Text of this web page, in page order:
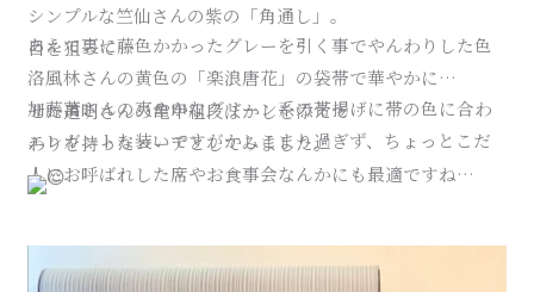
シンプルな竺仙さんの紫の「角通し」。
あえて裏に藤色かかったグレーを引く事でやんわりした色目を狙って…
洛風林さんの黄色の「楽浪唐花」の袋帯で華やかに…
加藤萬さんの爽やかなグリーン系の帯揚げに帯の色に合わせた道明さんの亀甲組段ぼかしを添えて…
エレガントな装いですがかしこまり過ぎず、ちょっとこだわりを持ったコーデとしてみました。
人にお呼ばれした席やお食事会なんかにも最適ですね…